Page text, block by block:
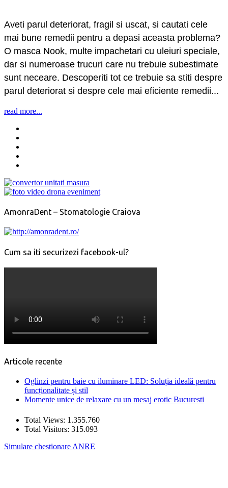
Aveti parul deteriorat, fragil si uscat, si cautati cele
mai bune remedii pentru a depasi aceasta problema?
O masca Nook, multe impachetari cu uleiuri speciale,
dar si numeroase trucuri care nu trebuie subestimate
sunt neceare. Descoperiti tot ce trebuie sa stiti despre
parul deteriorat si despre cele mai eficiente remedii...
read more...
AmonraDent – Stomatologie Craiova
Cum sa iti securizezi facebook-ul?
Articole recente
Oglinzi pentru baie cu iluminare LED: Soluția ideală pentru
funcționalitate și stil
Momente unice de relaxare cu un mesaj erotic Bucuresti
Total Views: 1.355.760
Total Visitors: 315.093
Simulare chestionare ANRE